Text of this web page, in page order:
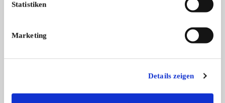
Statistiken
Marketing
Details zeigen
Sie vertreten dieses Unternehmen? Übernehmen Sie
ergänzen und für sich zu nutzen:
EINTRAG JETZT ÜBERNEHMEN